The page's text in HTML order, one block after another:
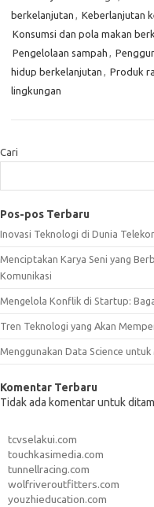
berkelanjutan , Keberlanjutan
Konsumsi dan pola makan
Pengelolaan sampah ,
hidup berkelanjutan , Produk
lingkungan
Cari
Pos-pos Terbaru
Inovasi Teknologi di Dunia
Menciptakan Karya Seni yang
Komunikasi
Mengelola Konflik di Startup:
Tren Teknologi yang Akan
Menggunakan Data Science
Komentar Terbaru
Tidak ada komentar untuk
tcvselakui.com
touchkasimedia.com
tunnellracing.com
wolfriveroutfitters.com
youzhieducation.com